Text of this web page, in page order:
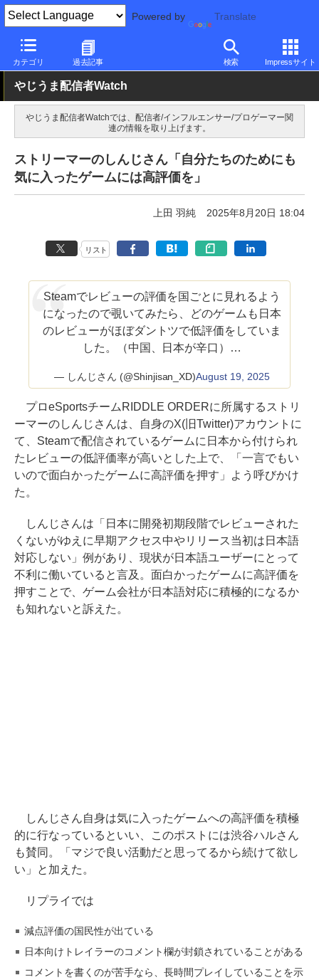
Powered by Translate
カテゴリ 過去記事 検索 Impressサイト
PC Watch 市場 配信関連
やじうま配信者Watch
やじうま配信者Watchでは、配信者/インフルエンサー/プロゲーマー関
連の情報を取り上げます。
ストリーマーのしんじさん「自分たちのためにも
気に入ったゲームには高評価を」
上田 羽純 2025年8月20日 18:04
リスト
Steamでレビューの評価を国ごとに見れるよう
になったので覗いてみたら、どのゲームも日本
のレビューがほぼダントツで低評価をしていま
した。（中国、日本が辛口）…
— しんじさん (@Shinjisan_XD)August 19, 2025
プロeSportsチームRIDDLE ORDERに所属するストリ
ーマーのしんじさんは、自身のX(旧Twitter)アカウントに
て、Steamで配信されているゲームに日本から付けられ
たレビューの低評価率が高いとした上で、「一言でもい
いので面白かったゲームに高評価を押す」よう呼びかけ
た。
しんじさんは「日本に開発初期段階でレビューされた
くないがゆえに早期アクセス中やリリース当初は日本語
対応しない」例があり、現状が日本語ユーザーにとって
不利に働いていると言及。面白かったゲームに高評価を
押すことで、ゲーム会社が日本語対応に積極的になるか
も知れないと訴えた。
しんじさん自身は気に入ったゲームへの高評価を積極
的に行なっているといい、このポストには渋谷ハルさん
も賛同。「マジで良い活動だと思ってるから続けて欲し
い」と加えた。
リプライでは
減点評価の国民性が出ている
日本向けトレイラーのコメント欄が封鎖されていることがある
コメントを書くのが苦手なら、長時間プレイしていることを示